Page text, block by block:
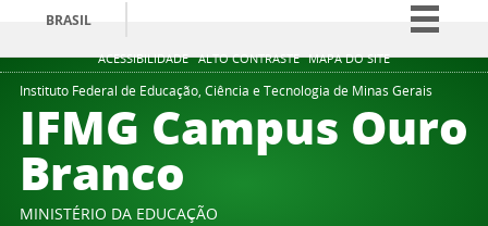
ACESSIBILIDADE ALTO CONTRASTE MAPA DO SITE
BRASIL
Simplifique!
Comunica BR
Participe
Instituto Federal de Educação, Ciência e Tecnologia de Minas Gerais
IFMG Campus Ouro
Branco
MINISTÉRIO DA EDUCAÇÃO